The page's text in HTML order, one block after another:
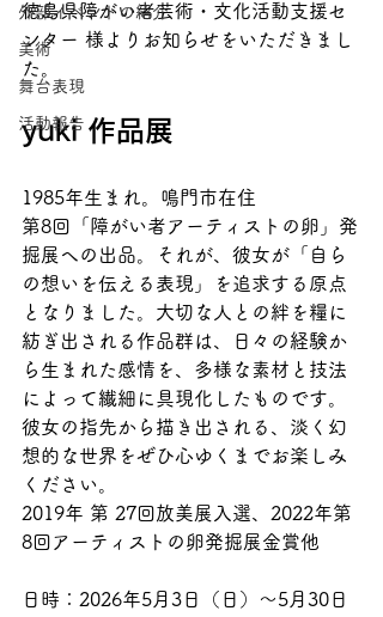
外部イベントの紹介
美術
舞台表現
活動報告
徳島県障がい者芸術・文化活動支援セ
ンター 様よりお知らせをいただきまし
た。
yuki 作品展
1985年生まれ。鳴門市在住
第8回「障がい者アーティストの卵」発
掘展への出品。それが、彼女が「自ら
の想いを伝える表現」を追求する原点
となりました。大切な人との絆を糧に
紡ぎ出される作品群は、日々の経験か
ら生まれた感情を、多様な素材と技法
によって繊細に具現化したものです。
彼女の指先から描き出される、淡く幻
想的な世界をぜひ心ゆくまでお楽しみ
ください。
2019年 第 27回放美展入選、2022年第
8回アーティストの卵発掘展金賞他
日時：2026年5月3日（日）～5月30日